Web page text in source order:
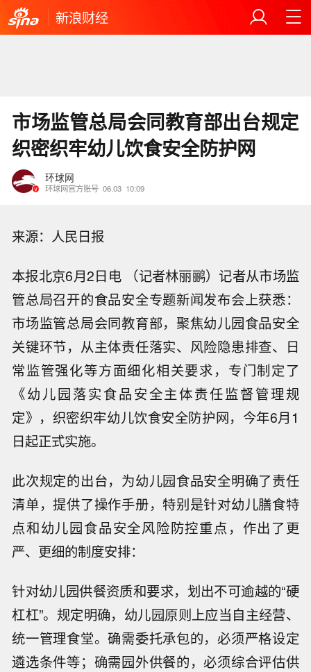
新浪财经
市场监管总局会同教育部出台规定
织密织牢幼儿饮食安全防护网
环球网
环球网官方账号 06.03 10:09
来源：人民日报
本报北京6月2日电 （记者林丽鹂）记者从市场监
管总局召开的食品安全专题新闻发布会上获悉：
市场监管总局会同教育部，聚焦幼儿园食品安全
关键环节，从主体责任落实、风险隐患排查、日
常监管强化等方面细化相关要求，专门制定了
《幼儿园落实食品安全主体责任监督管理规
定》，织密织牢幼儿饮食安全防护网，今年6月1
日起正式实施。
此次规定的出台，为幼儿园食品安全明确了责任
清单，提供了操作手册，特别是针对幼儿膳食特
点和幼儿园食品安全风险防控重点，作出了更
严、更细的制度安排：
针对幼儿园供餐资质和要求，划出不可逾越的“硬
杠杠”。规定明确，幼儿园原则上应当自主经营、
统一管理食堂。确需委托承包的，必须严格设定
遴选条件等；确需园外供餐的，必须综合评估供